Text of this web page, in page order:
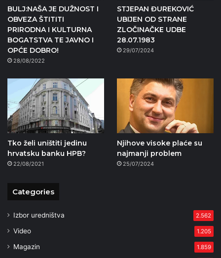
BULJ:NAŠA JE DUŽNOST I
OBVEZA ŠTITITI
PRIRODNA I KULTURNA
BOGATSTVA TE JAVNO I
OPĆE DOBRO!
28/08/2022
STJEPAN ĐUREKOVIĆ
UBIJEN OD STRANE
ZLOČINAČKE UDBE
28.07.1983
29/07/2024
Tko želi uništiti jedinu
hrvatsku banku HPB?
22/08/2021
Njihove visoke plaće su
najmanji problem
25/07/2024
Categories
Izbor uredništva 2.562
Video 1.205
Magazin 1.859